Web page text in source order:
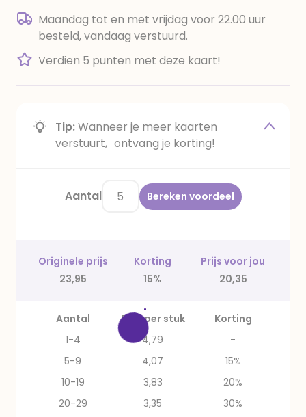
Maandag tot en met vrijdag voor 22.00 uur
besteld, vandaag verstuurd.
Verdien 5 punten met deze kaart!
Tip:Wanneer je meer kaarten
verstuurt, ontvang je korting!
Aantal Bereken voordeel
Originele prijs Korting
Prijs voor jou
23,95
15% 20,35
Aantal Prijs per stuk
Korting
1-4
4,79
-
5-9
4,07
15%
10-19
3,83
20%
20-29
3,35
30%